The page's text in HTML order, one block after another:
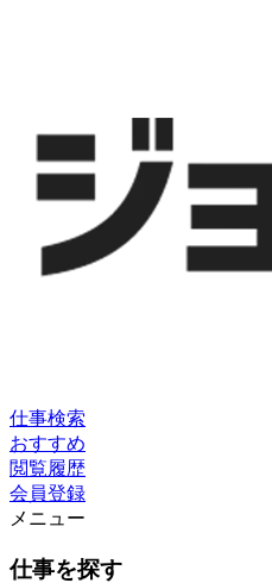
仕事検索
おすすめ
閲覧履歴
会員登録
メニュー
仕事を探す